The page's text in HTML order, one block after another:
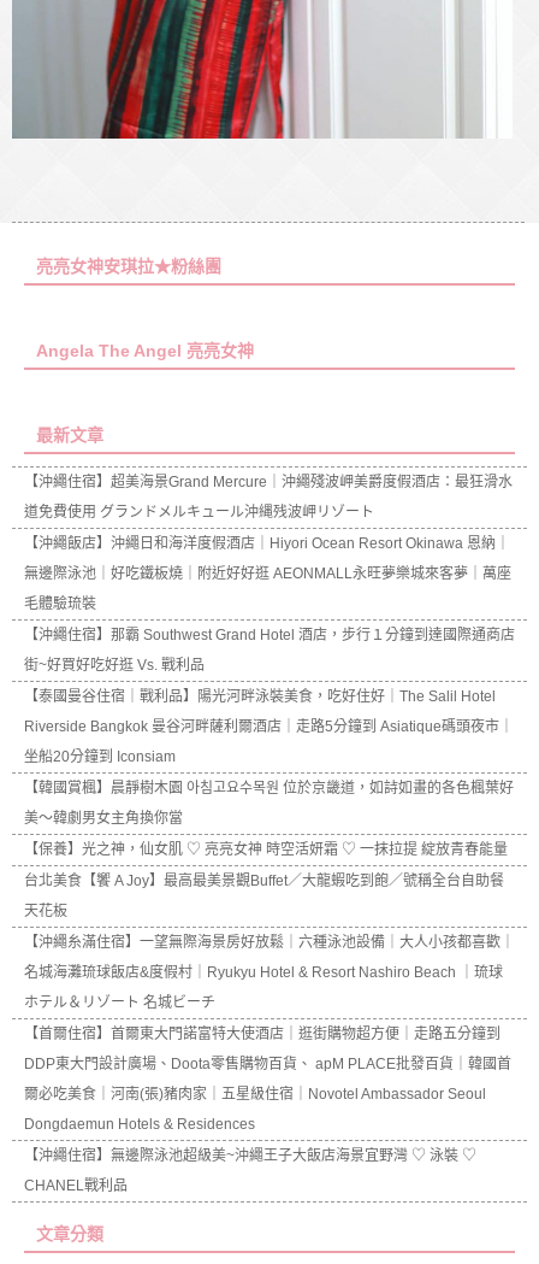
亮亮女神安琪拉★粉絲團
Angela The Angel 亮亮女神
最新文章
【沖繩住宿】超美海景Grand Mercure｜沖繩殘波岬美爵度假酒店：最狂滑水
道免費使用 グランドメルキュール沖縄残波岬リゾート
【沖繩飯店】沖繩日和海洋度假酒店｜Hiyori Ocean Resort Okinawa 恩納｜
無邊際泳池｜好吃鐵板燒｜附近好好逛 AEONMALL永旺夢樂城來客夢｜萬座
毛體驗琉裝
【沖繩住宿】那霸 Southwest Grand Hotel 酒店，步行１分鐘到達國際通商店
街~好買好吃好逛 Vs. 戰利品
【泰國曼谷住宿｜戰利品】陽光河畔泳裝美食，吃好住好｜The Salil Hotel
Riverside Bangkok 曼谷河畔薩利爾酒店｜走路5分鐘到 Asiatique碼頭夜市｜
坐船20分鐘到 Iconsiam
【韓國賞楓】晨靜樹木園 아침고요수목원 位於京畿道，如詩如畫的各色楓葉好
美～韓劇男女主角換你當
【保養】光之神，仙女肌 ♡ 亮亮女神 時空活妍霜 ♡ 一抹拉提 綻放青春能量
台北美食【饗 A Joy】最高最美景觀Buffet／大龍蝦吃到飽／號稱全台自助餐
天花板
【沖繩糸滿住宿】一望無際海景房好放鬆｜六種泳池設備｜大人小孩都喜歡｜
名城海灘琉球飯店&度假村｜Ryukyu Hotel & Resort Nashiro Beach ｜琉球
ホテル＆リゾート 名城ビーチ
【首爾住宿】首爾東大門諾富特大使酒店｜逛街購物超方便｜走路五分鐘到
DDP東大門設計廣場、Doota零售購物百貨、 apM PLACE批發百貨｜韓國首
爾必吃美食｜河南(張)豬肉家｜五星級住宿｜Novotel Ambassador Seoul
Dongdaemun Hotels & Residences
【沖繩住宿】無邊際泳池超級美~沖繩王子大飯店海景宜野灣 ♡ 泳裝 ♡
CHANEL戰利品
文章分類